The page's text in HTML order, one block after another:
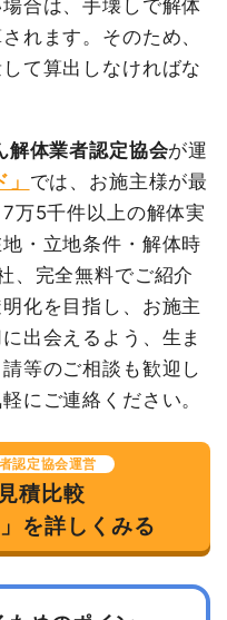
単価
金額
2,385,000円
1,829,000円
2,560,000円
1,654,160円
18,031,440円
1,968,560円
20,000,000
円
単価 金額
0円
10,000円
50,000円
200,000円
12,000円
25,000
25,000円
60,000円
5,700円
合は、手壊しで解体
れます。そのため、
て算出しなければな
解体業者認定協会が運
では、お施主様が最
万5千件以上の解体実
・立地条件・解体時
、完全無料でご紹介
化を目指し、お施主
出会えるよう、生ま
等のご相談も歓迎し
にご連絡ください。
認定協会運営
積比較
を詳しくみる